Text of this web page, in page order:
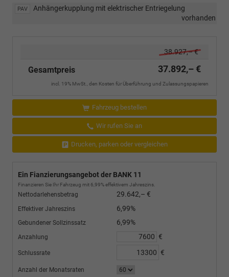
PAV
Anhängerkupplung mit elektrischer Entriegelung
vorhanden
38.927,– €
Gesamtpreis 37.892,– €
incl. 19% MwSt., den Kosten für Überführung und Zulassungspapieren
Fahrzeug bestellen
Wir rufen Sie an
Drucken, parken oder vergleichen
Ein Fianzierungsangebot der BANK 11
Finanzieren Sie Ihr Fahrzeug mit 6,99% effektivem Jahreszins.
Nettodarlehensbetrag 29.642,– €
Effektiver Jahreszins 6,99%
Gebundener Sollzinssatz 6,99%
Anzahlung €
Schlussrate €
Anzahl der Monatsraten